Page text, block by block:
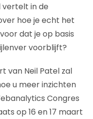
vertelt in de
hoe je echt het
dat je op basis
voorblijft?
van Neil Patel zal
u meer inzichten
Congres
op 16 en 17 maart